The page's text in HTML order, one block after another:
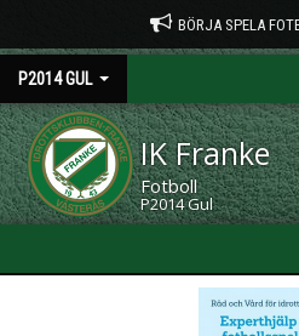
BÖRJA SPELA
P2014 GUL
IK Franke
Fotboll
P2014 Gul